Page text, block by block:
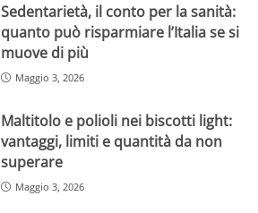
Sedentarietà, il conto per la sanità:
quanto può risparmiare l’Italia se si
muove di più
Maggio 3, 2026
Maltitolo e polioli nei biscotti light:
vantaggi, limiti e quantità da non
superare
Maggio 3, 2026